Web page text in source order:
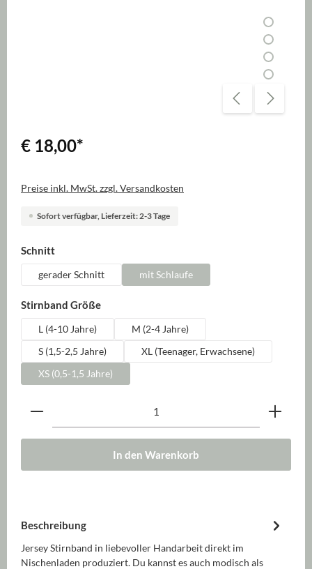
€ 18,00*
Preise inkl. MwSt. zzgl. Versandkosten
Sofort verfügbar, Lieferzeit: 2-3 Tage
Schnittauswählen
gerader Schnitt mit Schlaufe
Stirnband Größeauswählen
L (4-10 Jahre)
M (2-4 Jahre)
S (1,5-2,5 Jahre)
XL (Teenager, Erwachsene)
XS (0,5-1,5 Jahre)
Produkt Anzahl: Gib den gewünschten Wert ein
In den Warenkorb
Beschreibung
Jersey Stirnband in liebevoller Handarbeit direkt im
Nischenladen produziert. Du kannst es auch modisch als